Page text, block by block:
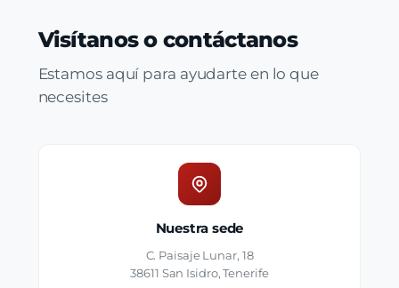
Visítanos o contáctanos
Estamos aquí para ayudarte en lo que
necesites
Nuestra sede
C. Paisaje Lunar, 18
38611 San Isidro, Tenerife